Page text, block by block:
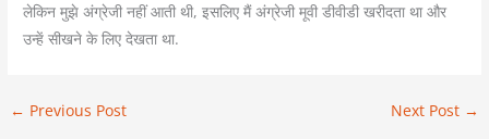
लेकिन मुझे अंग्रेजी नहीं आती थी, इसलिए मैं अंग्रेजी मूवी डीवीडी खरीदता था और
उन्हें सीखने के लिए देखता था.
← Previous Post Next Post →